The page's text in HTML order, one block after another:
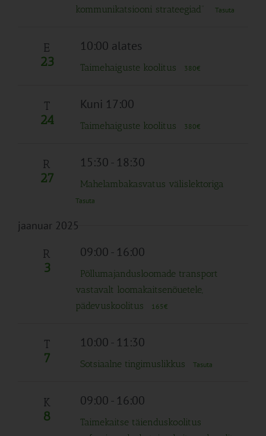
kommunikatsiooni strateegiad”
Tasuta
E
23
10:00 alates
Taimehaiguste koolitus 380€
T
24
Kuni 17:00
Taimehaiguste koolitus 380€
R
27
15:30- 18:30
Mahelambakasvatus välislektoriga
Tasuta
jaanuar 2025
R
3
09:00- 16:00
Põllumajandusloomade transport
vastavalt loomakaitsenõuetele,
pädevuskoolitus
165€
T
7
10:00- 11:30
Sotsiaalne tingimuslikkus Tasuta
K
8
09:00- 16:00
Taimekaitse täienduskoolitus